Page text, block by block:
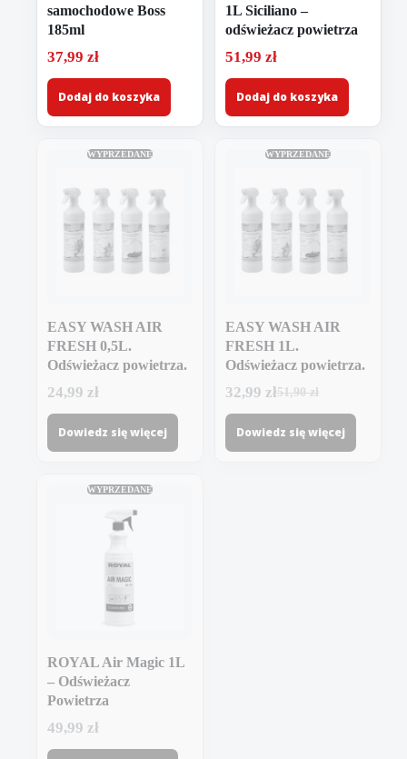
samochodowe Boss
185ml
37,99 zł
Dodaj do koszyka
1L Siciliano –
odświeżacz powietrza
51,99 zł
Dodaj do koszyka
WYPRZEDANE
EASY WASH AIR
FRESH 0,5L.
Odświeżacz powietrza.
24,99 zł
Dowiedz się więcej
WYPRZEDANE
EASY WASH AIR
FRESH 1L.
Odświeżacz powietrza.
51,90zł
Pierwotna
cena
wynosiła:
51,90 zł.
32,99 złAktualna
cena
wynosi:
32,99 zł.
Dowiedz się więcej
WYPRZEDANE
ROYAL Air Magic 1L
– Odświeżacz
Powietrza
49,99 zł